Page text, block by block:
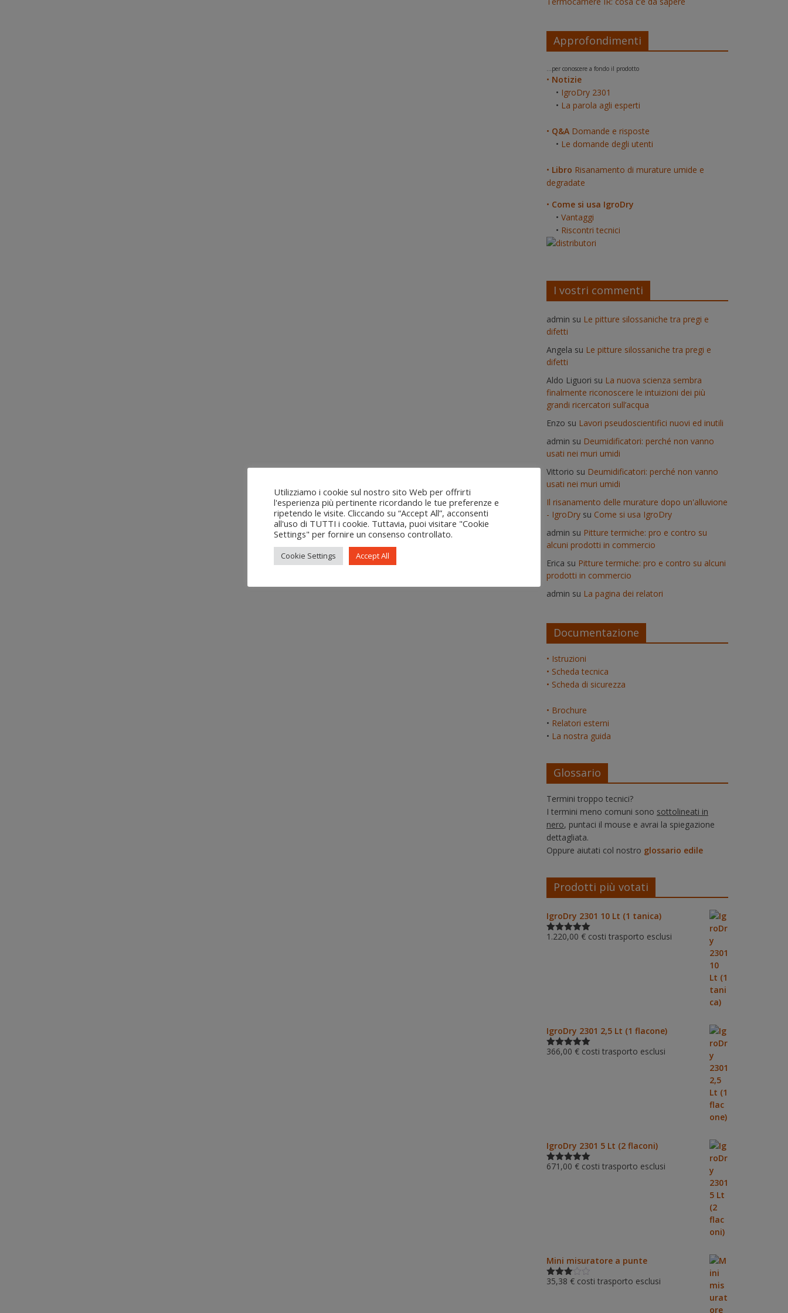
Approfondimenti
...per conoscere a fondo il prodotto
• Notizie
• IgroDry 2301
• La parola agli esperti
• Q&A Domande e risposte
• Le domande degli utenti
• Libro Risanamento di murature umide e
degradate
• Come si usa IgroDry
• Vantaggi
• Riscontri tecnici
I vostri commenti
admin su Le pitture silossaniche tra pregi e
difetti
Angela su Le pitture silossaniche tra pregi e
difetti
Aldo Liguori su La nuova scienza sembra
finalmente riconoscere le intuizioni dei più
grandi ricercatori sull’acqua
Enzo su Lavori pseudoscientifici nuovi ed inutili
admin su Deumidificatori: perché non vanno
usati nei muri umidi
Vittorio su Deumidificatori: perché non vanno
usati nei muri umidi
Il risanamento delle murature dopo un'alluvione
- IgroDry su Come si usa IgroDry
admin su Pitture termiche: pro e contro su
alcuni prodotti in commercio
Erica su Pitture termiche: pro e contro su alcuni
prodotti in commercio
admin su La pagina dei relatori
Documentazione
• Istruzioni
• Scheda tecnica
• Scheda di sicurezza
• Brochure
• Relatori esterni
• La nostra guida
Glossario
Termini troppo tecnici?
I termini meno comuni sono sottolineati in
nero, puntaci il mouse e avrai la spiegazione
dettagliata.
Oppure aiutati col nostro glossario edile
Prodotti più votati
IgroDry 2301 10 Lt (1 tanica)
Valutato
1.220,00 € costi trasporto esclusi
IgroDry 2301 2,5 Lt (1 flacone)
Valutato
366,00 € costi trasporto esclusi
IgroDry 2301 5 Lt (2 flaconi)
Valutato
671,00 € costi trasporto esclusi
Mini misuratore a punte
Valutat
35,38 € costi trasporto esclusi
Utilizziamo i cookie sul nostro sito Web per offrirti
l'esperienza più pertinente ricordando le tue preferenze e
ripetendo le visite. Cliccando su “Accept All”, acconsenti
all'uso di TUTTI i cookie. Tuttavia, puoi visitare "Cookie
Settings" per fornire un consenso controllato.
Cookie Settings Accept All